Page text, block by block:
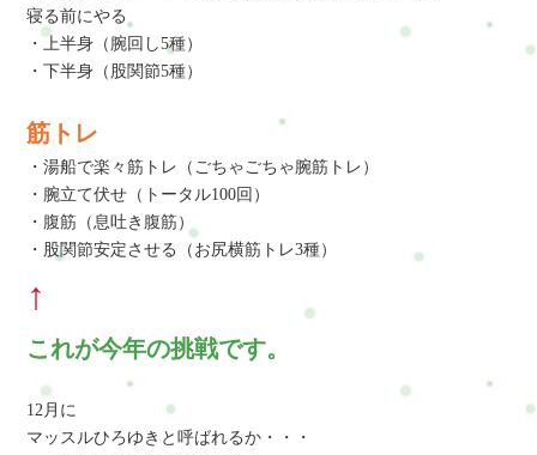
寝る前にやる
・上半身（腕回し5種）
・下半身（股関節5種）
筋トレ
・湯船で楽々筋トレ（ごちゃごちゃ腕筋トレ）
・腕立て伏せ（トータル100回）
・腹筋（息吐き腹筋）
・股関節安定させる（お尻横筋トレ3種）
↑
これが今年の挑戦です。
12月に
マッスルひろゆきと呼ばれるか・・・